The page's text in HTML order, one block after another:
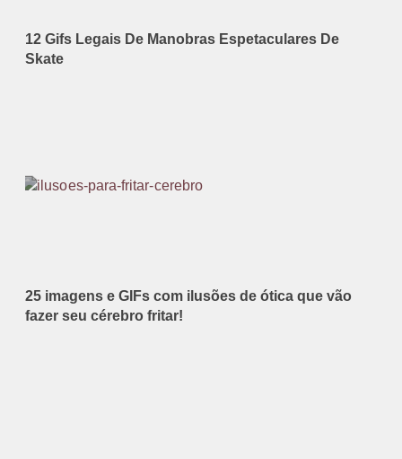
12 Gifs Legais De Manobras Espetaculares De
Skate
25 imagens e GIFs com ilusões de ótica que vão
fazer seu cérebro fritar!